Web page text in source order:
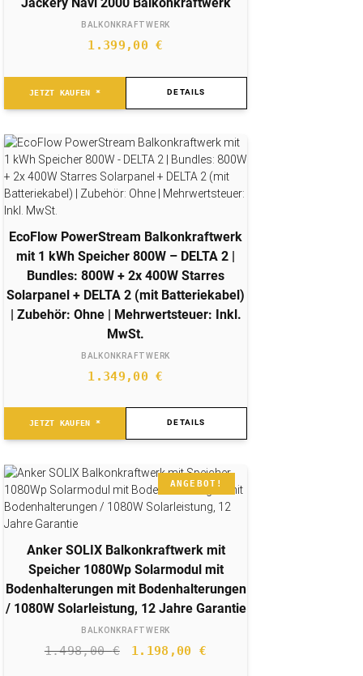
Jackery Navi 2000 Balkonkraftwerk
BALKONKRAFTWERK
1.399,00€
JETZT KAUFEN * DETAILS
EcoFlow PowerStream Balkonkraftwerk
mit 1 kWh Speicher 800W – DELTA 2 |
Bundles: 800W + 2x 400W Starres
Solarpanel + DELTA 2 (mit Batteriekabel)
| Zubehör: Ohne | Mehrwertsteuer: Inkl.
MwSt.
BALKONKRAFTWERK
1.349,00€
JETZT KAUFEN * DETAILS
ANGEBOT!
Anker SOLIX Balkonkraftwerk mit
Speicher 1080Wp Solarmodul mit
Bodenhalterungen mit Bodenhalterungen
/ 1080W Solarleistung, 12 Jahre Garantie
BALKONKRAFTWERK
1.498,00€
Ursprünglicher
1.198,00 €